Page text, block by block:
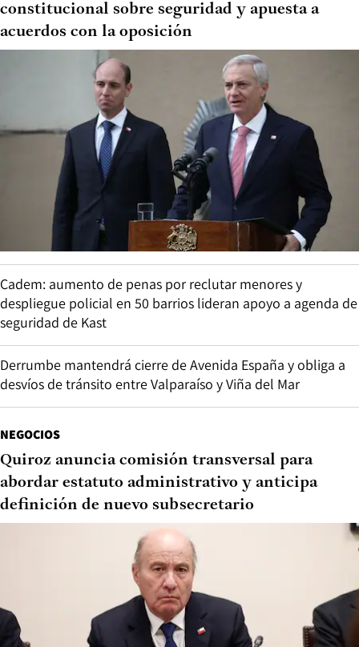
constitucional sobre seguridad y apuesta a
acuerdos con la oposición
Cadem: aumento de penas por reclutar menores y
despliegue policial en 50 barrios lideran apoyo a agenda de
seguridad de Kast
Derrumbe mantendrá cierre de Avenida España y obliga a
desvíos de tránsito entre Valparaíso y Viña del Mar
NEGOCIOS
Quiroz anuncia comisión transversal para
abordar estatuto administrativo y anticipa
definición de nuevo subsecretario